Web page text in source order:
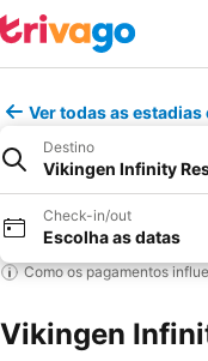
Ver todas as estadias
Destino
Vikingen Infinity
Check-in/out
Escolha as datas
Como os pagamentos
Vikingen